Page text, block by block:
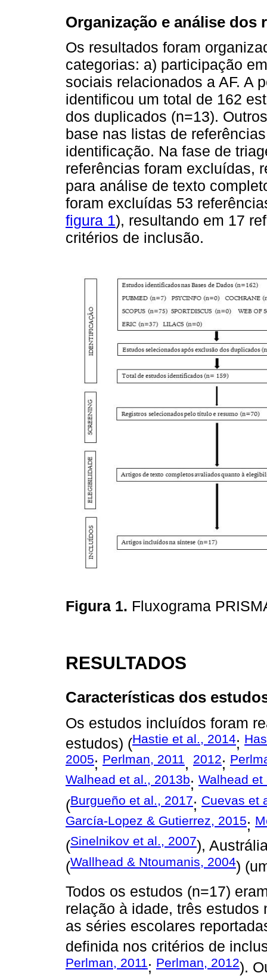
Organização e análise dos
Os resultados foram
categorias: a) participação
sociais relacionados a AF. A
identificou um total de 162
dos duplicados (n=13).
base nas listas de
identificação. Na fase de
referências foram excluídas,
para análise de texto
foram excluídas 53
figura 1), resultando em 17
critérios de inclusão.
Figura 1. Fluxograma
RESULTADOS
Características dos
Os estudos incluídos foram
estudos) (Hastie et al., 2014;
2005; Perlman, 2011, 2012;
Walhead et al., 2013b; Walhead et
(Burgueño et al., 2017; Cuevas et
García-Lopez & Gutierrez, 2015;
(Sinelnikov et al., 2007),
(Wallhead & Ntoumanis, 2004)
Todos os estudos (n=17)
relação à idade, três estudos
as séries escolares
definida nos critérios de
Perlman, 2011 ; Perlman, 2012).